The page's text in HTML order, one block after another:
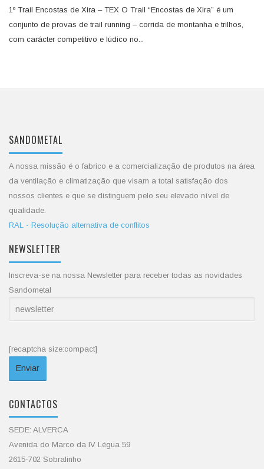
1º Trail Encostas de Xira – TEX O Trail “Encostas de Xira” é um
conjunto de provas de trail running – corrida de montanha e trilhos,
com carácter competitivo e lúdico no...
SANDOMETAL
A nossa missão é o fabrico e a comercialização de produtos na área
da ventilação e climatização que visam a total satisfação dos
nossos clientes e que se distinguem pelo seu elevado nível de
qualidade.
RAL - Resolução alternativa de conflitos
NEWSLETTER
Inscreva-se na nossa Newsletter para receber todas as novidades
Sandometal
[recaptcha size:compact]
CONTACTOS
SEDE: ALVERCA
Avenida do Marco da IV Légua 59
2615-702 Sobralinho